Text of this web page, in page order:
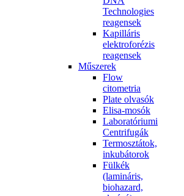
Technologies
reagensek
Kapilláris
elektroforézis
reagensek
Műszerek
Flow
citometria
Plate olvasók
Elisa-mosók
Laboratóriumi
Centrifugák
Termosztátok,
inkubátorok
Fülkék
(lamináris,
biohazard,